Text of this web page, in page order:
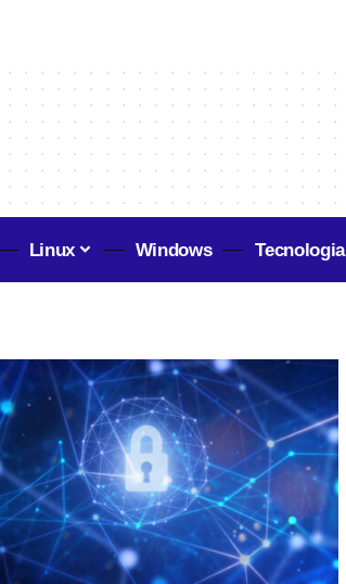
Linux Windows Tecnologia